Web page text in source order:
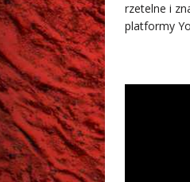
rzetelne i
platformy